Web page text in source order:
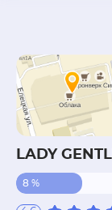
Похожие рядом
LADY
8 %